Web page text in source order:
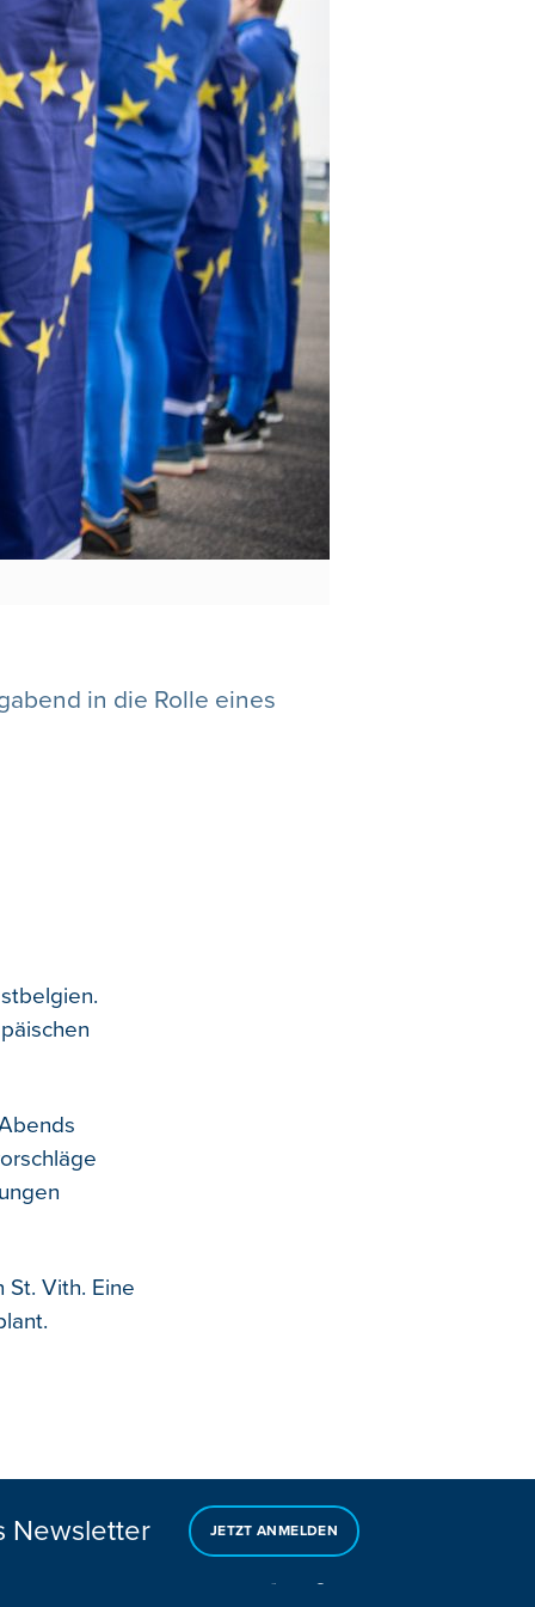
in die Rolle eines
St. Vith. Eine
Newsletter JETZT ANMELDEN